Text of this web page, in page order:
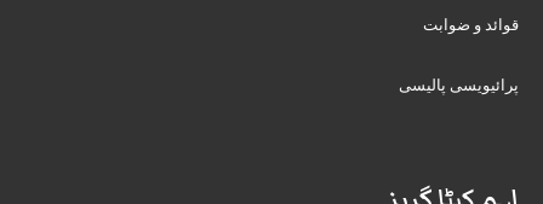
قوائد و ضوابت
پرائیویسی پالیسی